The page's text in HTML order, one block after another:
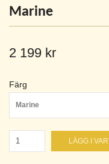
Marine
2 199 kr
Färg
Marine
LÄGG I